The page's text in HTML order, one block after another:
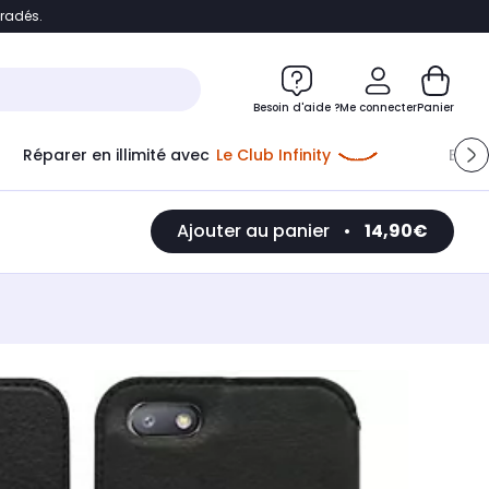
Accéder directement au chatbot
Besoin d'aide ?Me connecter
Me connecter
Nouveau clientCréer mon compte
ou me connecter avec
Panier
Réparer en illimité avec Le Club Infinity
Ajouter au panier • 14,90€